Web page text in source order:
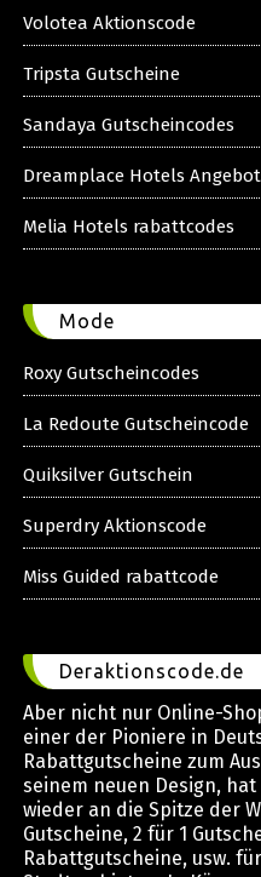
Volotea Aktionscode
Tripsta Gutscheine
Sandaya Gutscheincodes
Dreamplace Hotels
Melia Hotels rabattcodes
Mode
Roxy Gutscheincodes
La Redoute Gutscheincode
Quiksilver Gutschein
Superdry Aktionscode
Miss Guided rabattcode
Deraktionscode.de
Aber nicht nur Online-
einer der Pioniere in
Rabattgutscheine zum
seinem neuen Design,
wieder an die Spitze der
Gutscheine, 2 für 1
Rabattgutscheine, usw.